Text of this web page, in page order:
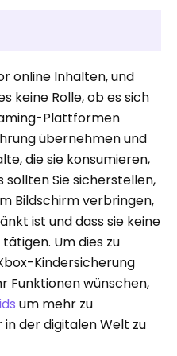
online Inhalten, und
keine Rolle, ob es sich
Plattformen
übernehmen und
die sie konsumieren,
sollten Sie sicherstellen,
Bildschirm verbringen,
ist und dass sie keine
Um dies zu
Kindersicherung
Funktionen wünschen,
um mehr zu
der digitalen Welt zu